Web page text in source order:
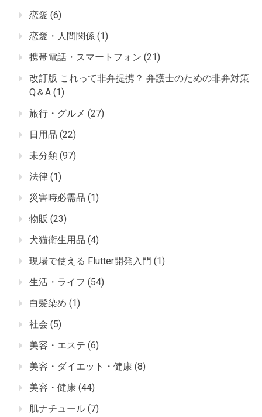
恋愛 (6)
恋愛・人間関係 (1)
携帯電話・スマートフォン (21)
改訂版 これって非弁提携？ 弁護士のための非弁対策
Q＆A (1)
旅行・グルメ (27)
日用品 (22)
未分類 (97)
法律 (1)
災害時必需品 (1)
物販 (23)
犬猫衛生用品 (4)
現場で使える Flutter開発入門 (1)
生活・ライフ (54)
白髪染め (1)
社会 (5)
美容・エステ (6)
美容・ダイエット・健康 (8)
美容・健康 (44)
肌ナチュール (7)